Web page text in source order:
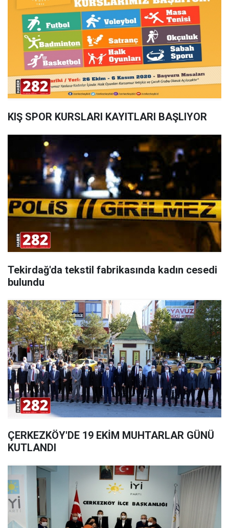
KIŞ SPOR KURSLARI KAYITLARI BAŞLIYOR
Tekirdağ'da tekstil fabrikasında kadın cesedi
bulundu
ÇERKEZKÖY'DE 19 EKİM MUHTARLAR GÜNÜ
KUTLANDI